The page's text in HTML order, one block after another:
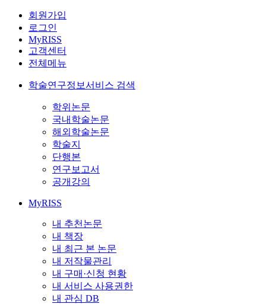
회원가입
로그인
MyRISS
고객센터
전체메뉴
학술연구정보서비스 검색
학위논문
국내학술논문
해외학술논문
학술지
단행본
연구보고서
공개강의
MyRISS
내 추천논문
내 책장
내 최근 본 논문
내 저작물관리
내 구매·신청 현황
내 서비스 사용권한
내 관심 DB